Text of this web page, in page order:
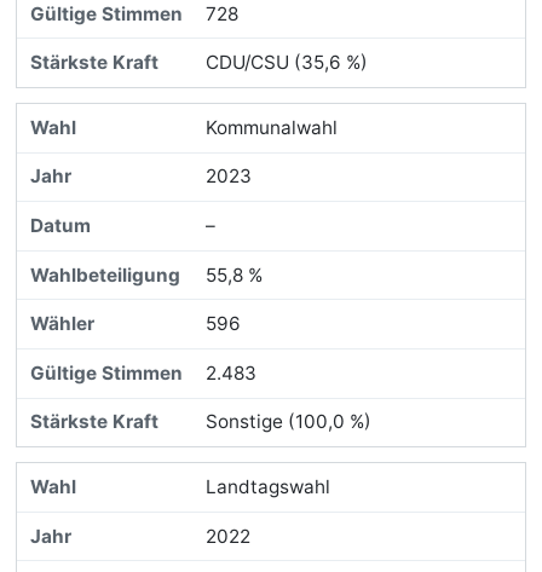
728
CDU/CSU (35,6 %)
Kommunalwahl
2023
–
55,8 %
596
2.483
Sonstige (100,0 %)
Landtagswahl
2022